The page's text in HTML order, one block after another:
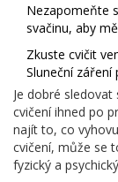
Nezapomeňte
svačinu, aby
Zkuste cvičit
Sluneční
Je dobré
cvičení ihned po
najít to, co
cvičení, může se
fyzický a